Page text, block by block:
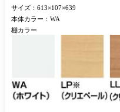
サイズ：613×107×639
本体カラー：WA
棚カラー